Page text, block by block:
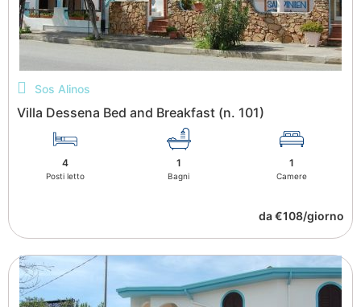
Sos Alinos
Villa Dessena Bed and Breakfast (n. 101)
4
Posti letto
1
Bagni
1
Camere
da €108/giorno